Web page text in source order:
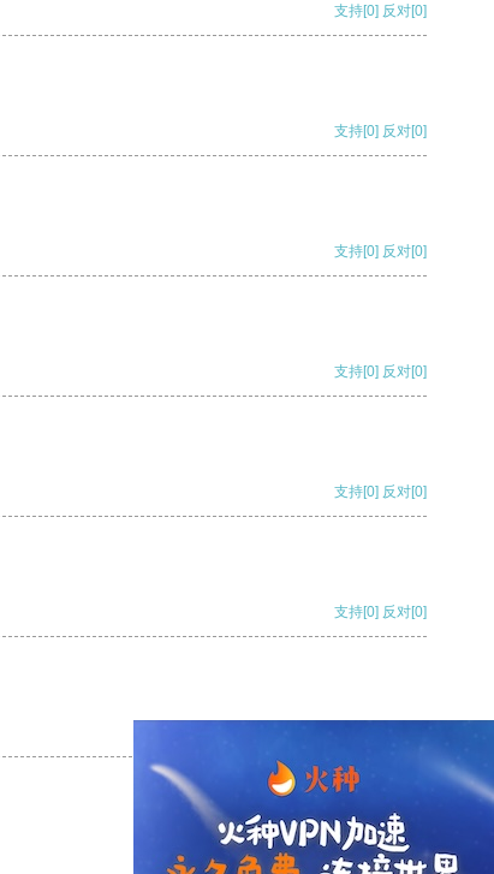
支持[0] 反对[0]
支持[0] 反对[0]
支持[0] 反对[0]
支持[0] 反对[0]
支持[0] 反对[0]
支持[0] 反对[0]
支持 [0] 反对 [0]